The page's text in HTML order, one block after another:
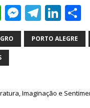
W
h
at
s
p
M
e
ss
g
T
el
e
m
Li
n
k
n
PORTO ALEGRE
Imaginação e